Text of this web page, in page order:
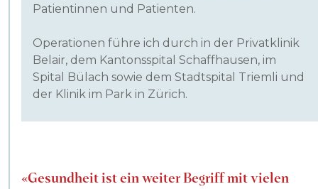
Patientinnen und Patienten.
Operationen führe ich durch in der Privatklinik
Belair, dem Kantonsspital Schaffhausen, im
Spital Bülach sowie dem Stadtspital Triemli und
der Klinik im Park in Zürich.
«Gesundheit ist ein weiter Begriff mit vielen